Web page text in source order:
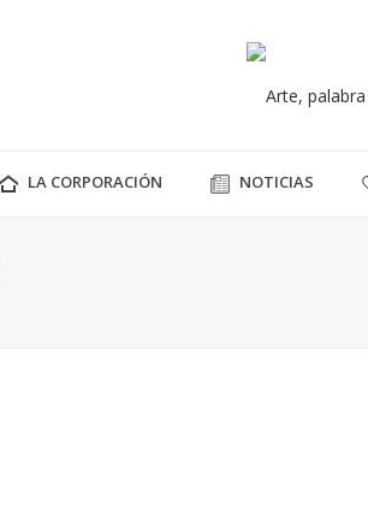
LA CORPORACIÓN NOTICIAS